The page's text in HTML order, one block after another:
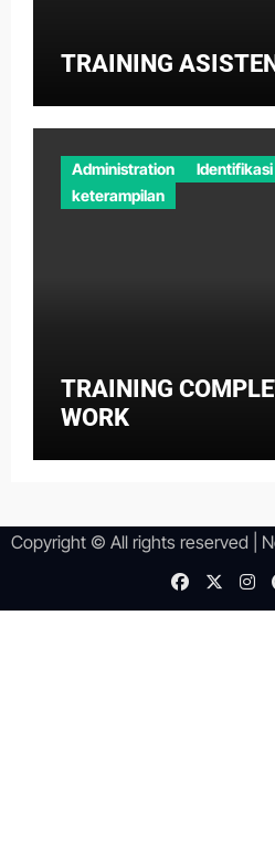
TRAINING
Administration Identifikasi
keterampilan
TRAINING
WORK
Copyright © All rights reserved